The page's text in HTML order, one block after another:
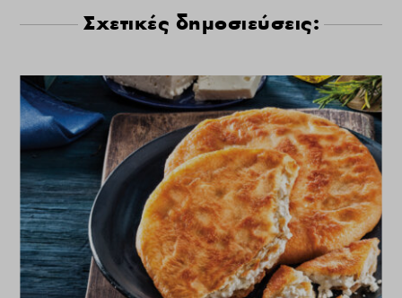
Σχετικές δημοσιεύσεις: